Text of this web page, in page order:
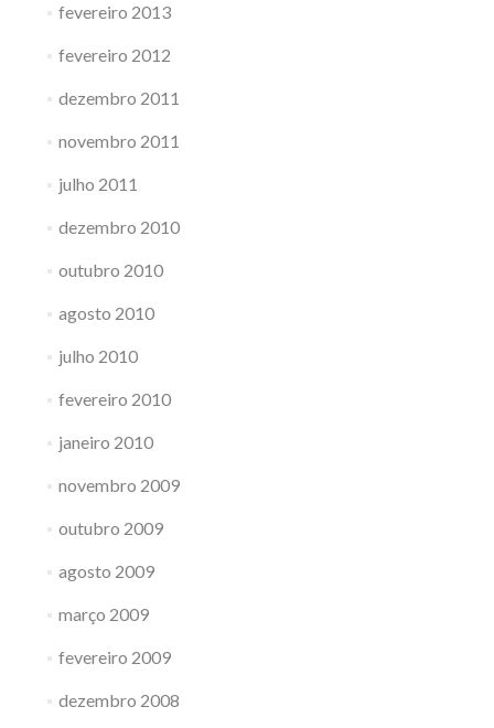
fevereiro 2013
fevereiro 2012
dezembro 2011
novembro 2011
julho 2011
dezembro 2010
outubro 2010
agosto 2010
julho 2010
fevereiro 2010
janeiro 2010
novembro 2009
outubro 2009
agosto 2009
março 2009
fevereiro 2009
dezembro 2008